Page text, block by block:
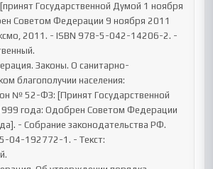
Государственной Думой 1 ноября
Советом Федерации 9 ноября 2011
2011. - ISBN 978-5-042-14206-2. -
Законы. О санитарно-
благополучии населения:
№ 52-ФЗ: [Принят Государственной
года: Одобрен Советом Федерации
- Собрание законодательства РФ.
04-192772-1. - Текст: